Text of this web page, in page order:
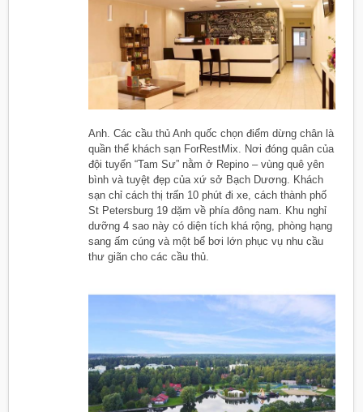
Anh. Các cầu thủ Anh quốc chọn điểm dừng chân là
quần thể khách sạn ForRestMix. Nơi đóng quân của
đội tuyển “Tam Sư” nằm ở Repino – vùng quê yên
bình và tuyệt đẹp của xứ sở Bạch Dương. Khách
sạn chỉ cách thị trấn 10 phút đi xe, cách thành phố
St Petersburg 19 dặm về phía đông nam. Khu nghỉ
dưỡng 4 sao này có diện tích khá rộng, phòng hạng
sang ấm cúng và một bể bơi lớn phục vụ nhu cầu
thư giãn cho các cầu thủ.